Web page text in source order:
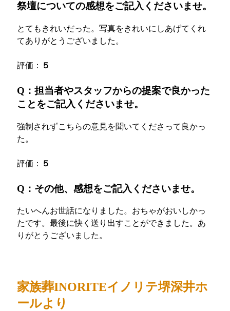
祭壇についての感想をご記入くださいませ。
とてもきれいだった。写真をきれいにしあげてくれ
てありがとうございました。
評価： ５
Q：担当者やスタッフからの提案で良かった
ことをご記入くださいませ。
強制されずこちらの意見を聞いてくださって良かっ
た。
評価： ５
Q：その他、感想をご記入くださいませ。
たいへんお世話になりました。おちゃがおいしかっ
たです。最後に快く送り出すことができました。あ
りがとうございました。
家族葬INORITEイノリテ堺深井ホ
ールより